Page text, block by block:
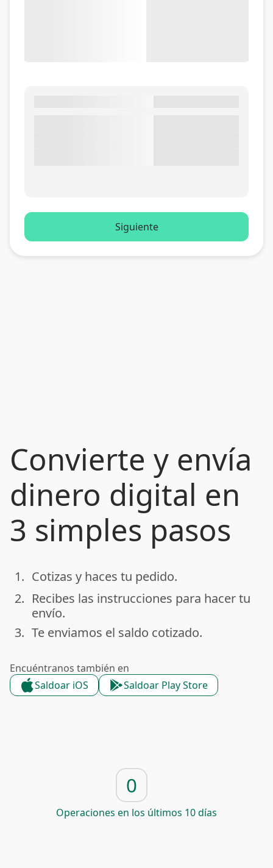
Convierte y envía
dinero digital en
3 simples pasos
done
1. Cotizas y haces tu pedido.
done
2. Recibes las instrucciones para hacer tu
envío.
done
3. Te enviamos el saldo cotizado.
Encuéntranos también en
Saldoar iOS
Saldoar Play Store
Siguiente
0
Operaciones en los últimos 10 días